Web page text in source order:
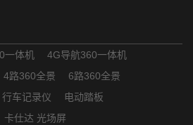
一体机
4G导航360一体机
4路360全景
6路360全景
行车记录仪
电动踏板
卡仕达 光场屏